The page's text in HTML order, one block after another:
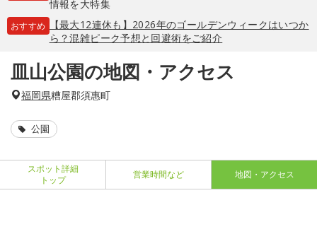
情報を大特集
おすすめ
【最大12連休も】2026年のゴールデンウィークはいつか
ら？混雑ピーク予想と回避術をご紹介
皿山公園の地図・アクセス
福岡県糟屋郡須惠町
公園
スポット詳細
トップ
営業時間など 地図・アクセス